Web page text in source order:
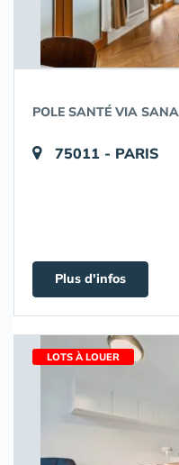
POLE SANTÉ VIA
75011 - PARIS
Plus d'infos
LOTS À LOUER